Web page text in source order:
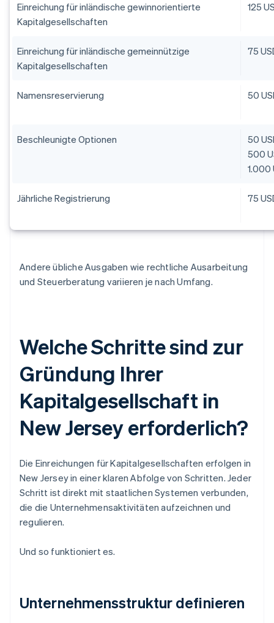
Einreichung für inländische gewinnorientierte
Kapitalgesellschaften
125
Einreichung für inländische gemeinnützige
Kapitalgesellschaften
75
Namensreservierung 50
Beschleunigte Optionen
50
500
1.000
Jährliche Registrierung 75
Andere übliche Ausgaben wie rechtliche Ausarbeitung
und Steuerberatung variieren je nach Umfang.
Welche Schritte sind zur
Gründung Ihrer
Kapitalgesellschaft in
New Jersey erforderlich?
Die Einreichungen für Kapitalgesellschaften erfolgen in
New Jersey in einer klaren Abfolge von Schritten. Jeder
Schritt ist direkt mit staatlichen Systemen verbunden,
die die Unternehmensaktivitäten aufzeichnen und
regulieren.
Und so funktioniert es.
Unternehmensstruktur definieren